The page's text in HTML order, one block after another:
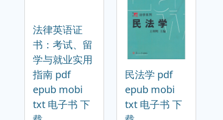
法律英语证
书：考试、留
学与就业实用
指南 pdf
epub mobi
txt 电子书 下
民法学 pdf
epub mobi
txt 电子书 下